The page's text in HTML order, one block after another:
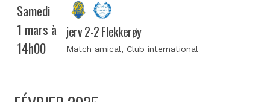
Samedi
1 mars à
14h00
jerv 2-2 Flekkerøy
Match amical, Club international